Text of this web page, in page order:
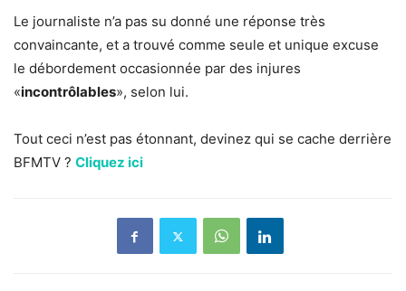
Le journaliste n’a pas su donné une réponse très
convaincante, et a trouvé comme seule et unique excuse
le débordement occasionnée par des injures
«incontrôlables», selon lui.
Tout ceci n’est pas étonnant, devinez qui se cache derrière
BFMTV ? Cliquez ici